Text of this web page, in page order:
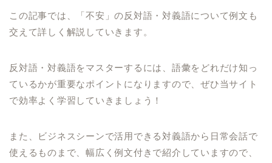
この記事では、「不安」の反対語・対義語について例文も
交えて詳しく解説していきます。
反対語・対義語をマスターするには、語彙をどれだけ知っ
ているかが重要なポイントになりますので、ぜひ当サイト
で効率よく学習していきましょう！
また、ビジネスシーンで活用できる対義語から日常会話で
使えるものまで、幅広く例文付きで紹介していますので、